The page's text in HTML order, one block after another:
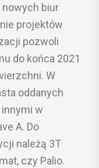
biur
projektów
pozwoli
do końca 2021
W
oddanych
innymi w
A. Do
należą 3T
czy Palio.